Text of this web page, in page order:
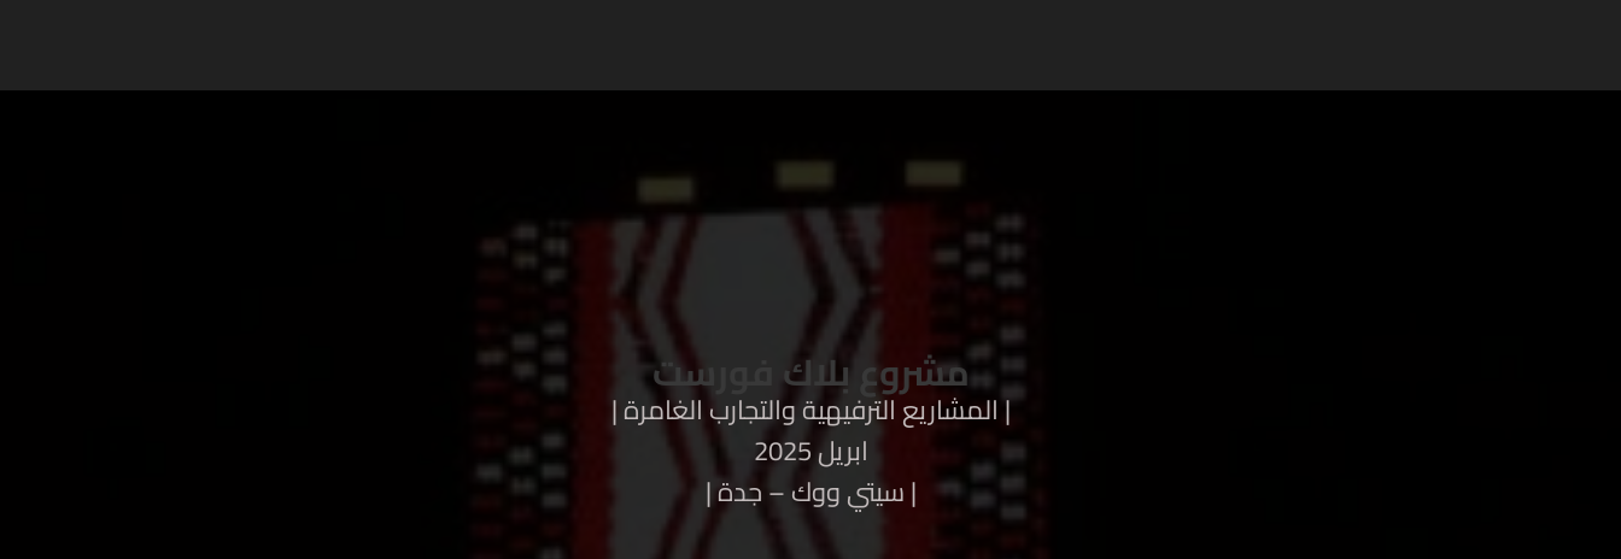
مشروع بلاك فورست
| المشاريع الترفيهية والتجارب الغامرة |
ابريل 2025
| سيتي ووك – جدة |